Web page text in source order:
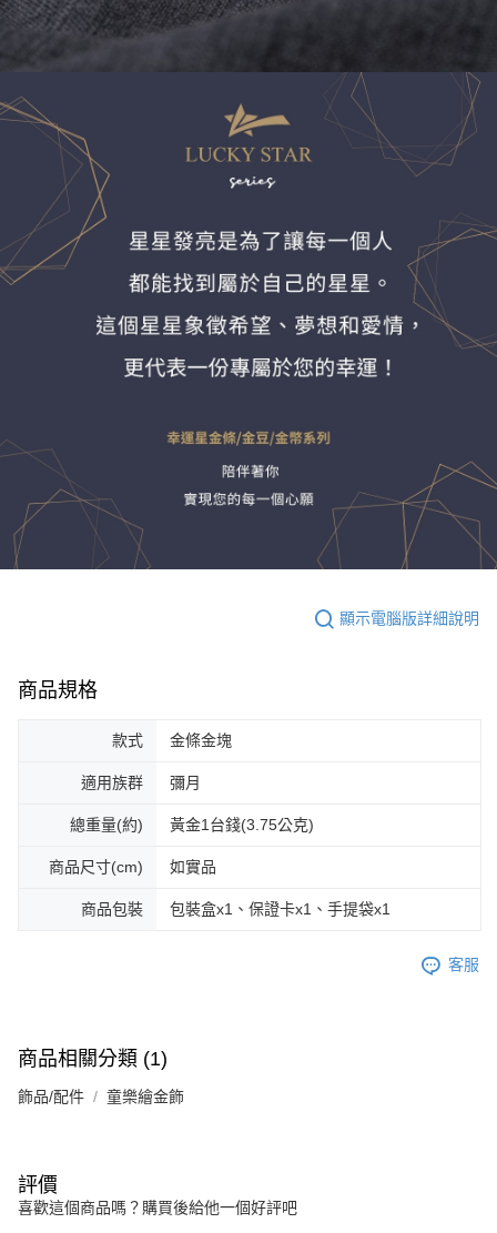
顯示電腦版詳細說明
商品規格
款式 金條金塊
適用族群 彌月
總重量(約) 黃金1台錢(3.75公克)
商品尺寸(cm) 如實品
商品包裝 包裝盒x1、保證卡x1、手提袋x1
客服
商品相關分類 (1)
飾品/配件 童樂繪金飾
評價
喜歡這個商品嗎？購買後給他一個好評吧